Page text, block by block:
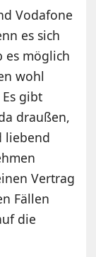
Vodafone
es sich
es möglich
wohl
gibt
draußen,
liebend
Vertrag
Fällen
die